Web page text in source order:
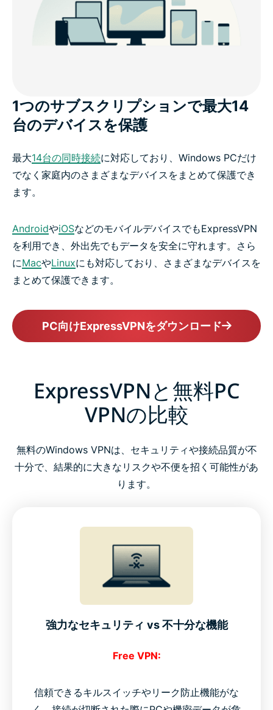
1つのサブスクリプションで最大14
台のデバイスを保護
最大14台の同時接続に対応しており、Windows PCだけ
でなく家庭内のさまざまなデバイスをまとめて保護でき
ます。
AndroidやiOSなどのモバイルデバイスでもExpressVPN
を利用でき、外出先でもデータを安全に守れます。さら
にMacやLinuxにも対応しており、さまざまなデバイスを
まとめて保護できます。
PC向けExpressVPNをダウンロード
ExpressVPNと無料PC
VPNの比較
無料のWindows VPNは、セキュリティや接続品質が不
十分で、結果的に大きなリスクや不便を招く可能性があ
ります。
強力なセキュリティ vs 不十分な機能
Free VPN:
信頼できるキルスイッチやリーク防止機能がな